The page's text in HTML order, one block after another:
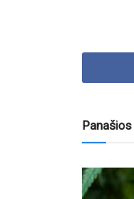
Panašios